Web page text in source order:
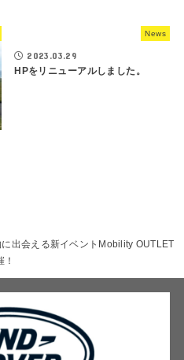
News
2023.03.29
HPをリニューアルしました。
出会える新イベントMobility OUTLET